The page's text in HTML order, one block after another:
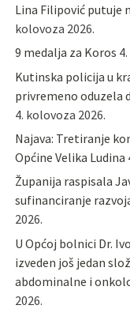
Lina Filipović putuje
kolovoza 2026.
9 medalja za Koros
Kutinska policija u
privremeno oduzela
4. kolovoza 2026.
Najava: Tretiranje
Općine Velika Ludina
Županija raspisala
sufinanciranje
2026.
U Općoj bolnici Dr.
izveden još jedan
abdominalne i
2026.